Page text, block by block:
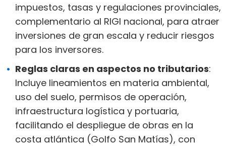
impuestos, tasas y regulaciones provinciales,
complementario al RIGI nacional, para atraer
inversiones de gran escala y reducir riesgos
para los inversores.
Reglas claras en aspectos no tributarios:
Incluye lineamientos en materia ambiental,
uso del suelo, permisos de operación,
infraestructura logística y portuaria,
facilitando el despliegue de obras en la
costa atlántica (Golfo San Matías), con